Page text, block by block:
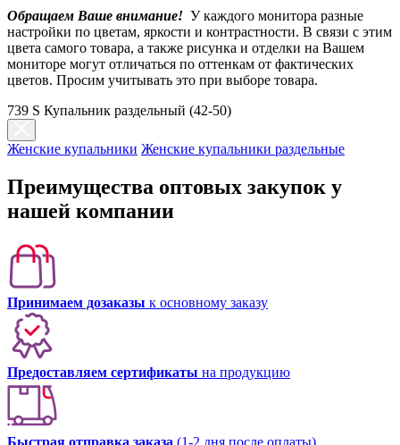
Обращаем Ваше внимание! У каждого монитора разные
настройки по цветам, яркости и контрастности. В связи с этим
цвета самого товара, а также рисунка и отделки на Вашем
мониторе могут отличаться по оттенкам от фактических
цветов. Просим учитывать это при выборе товара.
739 S Купальник раздельный (42-50)
Женские купальники Женские купальники раздельные
Преимущества оптовых закупок у
нашей компании
Принимаем дозаказы к основному заказу
Предоставляем сертификаты на продукцию
Быстрая отправка заказа (1-2 дня после оплаты)